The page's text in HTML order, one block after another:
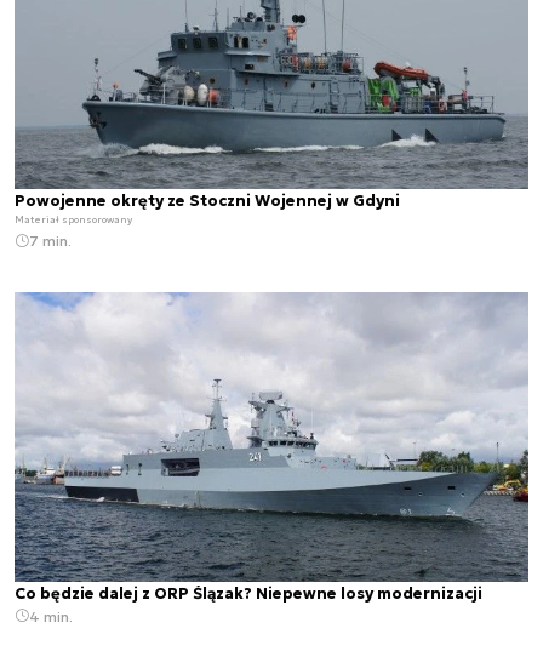
Powojenne okręty ze Stoczni Wojennej w Gdyni
Materiał sponsorowany
7 min.
Co będzie dalej z ORP Ślązak? Niepewne losy modernizacji
4 min.